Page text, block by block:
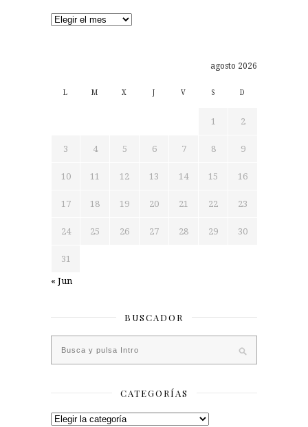
Archivos
agosto 2026
L M X J V S D
1 2
3 4 5 6 7 8 9
10 11 12 13 14 15 16
17 18 19 20 21 22 23
24 25 26 27 28 29 30
31
« Jun
BUSCADOR
CATEGORÍAS
Categorías